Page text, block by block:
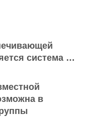
система …
в